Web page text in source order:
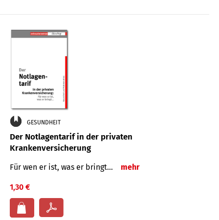
GESUNDHEIT
Der Notlagentarif in der privaten
Krankenversicherung
Für wen er ist, was er bringt… mehr
1,30 €